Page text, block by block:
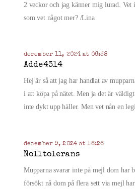
2 veckor och jag känner mig lurad. Vet
som vet något mer? /Lina
december 11, 2024 at 06:38
Adde4314
Hej är så att jag har handlat av
i att köpa på nätet. Men ja det är
inte dykt upp häller. Men vet nån en
december 9, 2024 at 16:26
Nolltolerans
Mupparna svarar inte på mejl dom har
försökt nå dom på flera sett via mejl